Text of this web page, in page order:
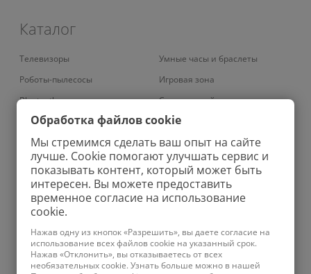
Каталог
Телевизоры
Роботы-пылесосы
Bluetooth наушники
Умные кондиционеры
Вертикальные пылесосы
Колонки
Проекторы
Роботы-мойщики окон
Планшеты
Телефоны
Умные часы и браслеты
Игровая зона
Смарт-устройства
Умный дом
Аудио
Зарядные устройства
Бритвы
Ноутбуки
Ирригаторы
Зубные щетки
Обработка файлов cookie
Мы стремимся сделать ваш опыт на сайте
лучше. Cookie помогают улучшать сервис и
показывать контент, который может быть
интересен. Вы можете предоставить
временное согласие на использование
cookie.
Нажав одну из кнопок «Разрешить», вы даете согласие на
использование всех файлов cookie на указанный срок.
Нажав «Отклонить», вы отказываетесь от всех
необязательных cookie. Узнать больше можно в нашей